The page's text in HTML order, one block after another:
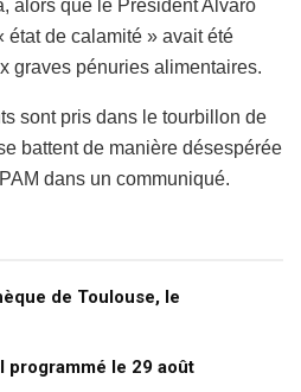
alors que le Président Alvaro
état de calamité » avait été
graves pénuries alimentaires.
sont pris dans le tourbillon de
battent de manière désespérée
dans un communiqué.
de Toulouse, le
programmé le 29 août